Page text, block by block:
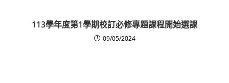
113學年度第1學期校訂必修專題課程開始選課
09/05/2024